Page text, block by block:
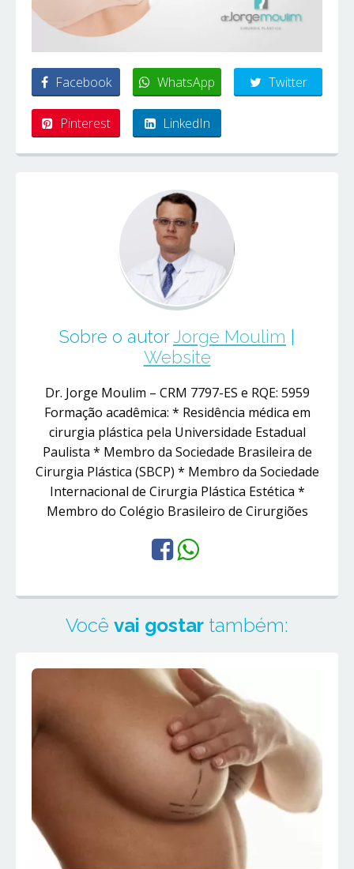
Facebook WhatsApp Twitter
Pinterest LinkedIn
Sobre o autorJorge Moulim
Website
Dr. Jorge Moulim – CRM 7797-ES e RQE: 5959
Formação acadêmica: * Residência médica em
cirurgia plástica pela Universidade Estadual
Paulista * Membro da Sociedade Brasileira de
Cirurgia Plástica (SBCP) * Membro da Sociedade
Internacional de Cirurgia Plástica Estética *
Membro do Colégio Brasileiro de Cirurgiões
Você vai gostar também: